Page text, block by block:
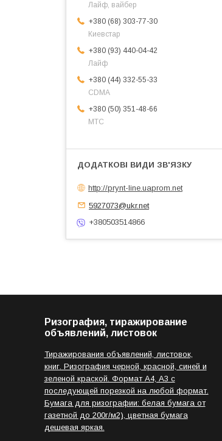
Лайф, вайбер
+380 (68) 303-77-30
Киевстар
+380 (93) 440-04-42
Лайф
+380 (44) 332-55-33
CDMA
+380 (50) 351-48-66
МТС
http://prynt-line.uaprom.net
5927073@ukr.net
+380503514866
Ризография, тиражирование
объявлений, листовок
Тиражирования объявлений, листовок,
книг. Ризография черной, красной, синей и
зеленой краской. Формат А4, А3 с
последующей порезкой на любой формат.
Бумага для ризографии: белая бумага от
газетной до 200г/м2), цветная бумага
дешевая яркая.